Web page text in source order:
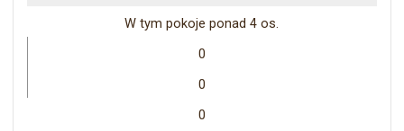
W tym pokoje ponad 4 os.
0
0
0